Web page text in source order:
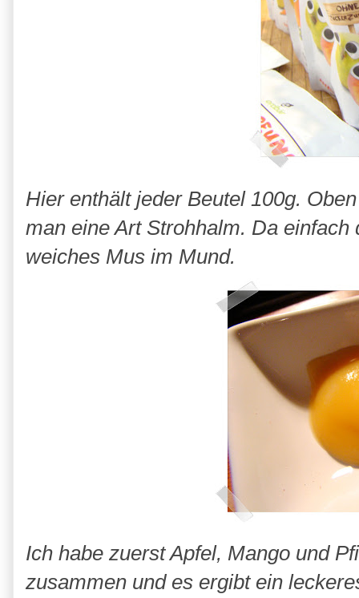
Hier enthält jeder Beutel 100g.
man eine Art Strohhalm. Da
weiches Mus im Mund.
Ich habe zuerst Apfel, Mango und
zusammen und es ergibt ein